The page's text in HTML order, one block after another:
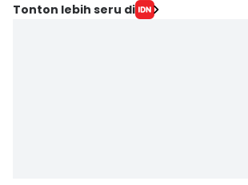
Tonton lebih seru di